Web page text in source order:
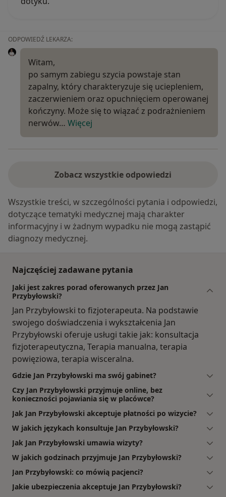
ODPOWIEDŹ LEKARZA:
Witam,
po samym zabiegu szycia powstaje stan
zapalny, który charakteryzuje się uciepleniem,
zaczerwieniem oraz opuchnięciem operowanej
kończyny. Może się to wiązać z podrażnieniem
nerwów… Więcej
Zobacz wszystkie odpowiedzi
Wszystkie treści, w szczególności pytania i odpowiedzi,
dotyczące tematyki medycznej mają charakter
informacyjny i w żadnym wypadku nie mogą zastąpić
diagnozy medycznej.
Najczęściej zadawane pytania
Jaki jest zakres porad oferowanych przez Jan
Przybyłowski?
Jan Przybyłowski to fizjoterapeuta. Na podstawie
swojego doświadczenia i wykształcenia Jan
Przybyłowski oferuje usługi takie jak: konsultacja
fizjoterapeutyczna, Terapia manualna, terapia
powięziowa, terapia wisceralna.
Gdzie Jan Przybyłowski ma swój gabinet?
Czy Jan Przybyłowski przyjmuje online, bez
konieczności pojawiania się w placówce?
Jak Jan Przybyłowski akceptuje płatności po wizycie?
W jakich językach konsultuje Jan Przybyłowski?
Jak Jan Przybyłowski umawia wizyty?
W jakich godzinach przyjmuje Jan Przybyłowski?
Jan Przybyłowski: co mówią pacjenci?
Jakie ubezpieczenia akceptuje Jan Przybyłowski?